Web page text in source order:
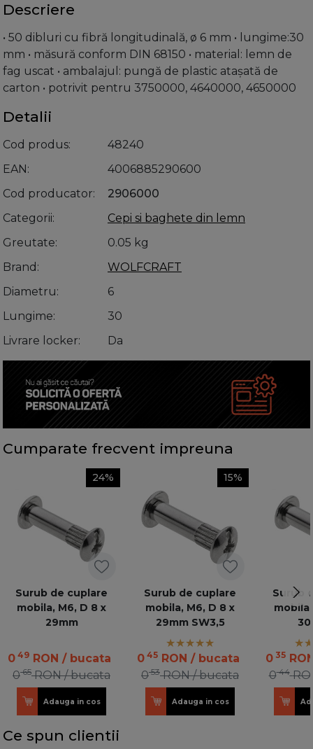
Descriere
• 50 dibluri cu fibră longitudinală, ø 6 mm • lungime:30
mm • măsură conform DIN 68150 • material: lemn de
fag uscat • ambalajul: pungă de plastic ataşată de
carton • potrivit pentru 3750000, 4640000, 4650000
Detalii
Cod produs
48240
EAN
4006885290600
Cod producator
2906000
Categorii
Cepi si baghete din lemn
Greutate
0.05 kg
Brand
WOLFCRAFT
Diametru
6
Lungime
30
Livrare locker
Da
Cumparate frecvent impreuna
24%
Surub de cuplare
mobila, M6, D 8 x
29mm
0 49 RON / bucata
065 RON / bucata
Adauga in cos
15%
Surub de cuplare
mobila, M6, D 8 x
29mm SW3,5
045 RON / bucata
053 RON / bucata
Adauga in cos
Surub
0 35
044
Ce spun clientii